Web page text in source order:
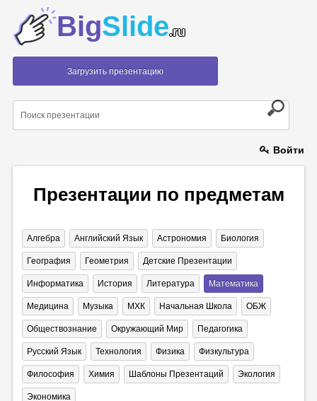
BigSlide.ru
Загрузить презентацию
Войти
Презентации по предметам
Алгебра Английский Язык Астрономия Биология
География Геометрия Детские Презентации
Информатика История Литература Математика
Медицина Музыка МХК Начальная Школа ОБЖ
Обществознание Окружающий Мир Педагогика
Русский Язык Технология Физика Физкультура
Философия Химия Шаблоны Презентаций Экология
Экономика